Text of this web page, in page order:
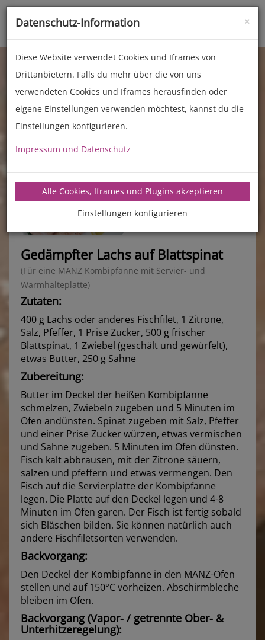
Toggle
Gedämpfter Lachs auf Blattspinat
(Für eine MANZ Kombipfanne mit Servier- und
Warmhalteplatte)
Zutaten:
400 g Lachs oder anderes Fischfilet, 1 Zitrone,
Salz, Pfeffer, 1 Prise Zucker, 500 g frischer
Blattspinat, 1 Zwiebel (geschält und gewürfelt),
etwas Butter, 250 g Sahne
Zubereitung:
Butter im Deckel der heißen Kombipfanne
schmelzen, Zwiebeln zugeben und 5 Minuten im
Ofen andünsten. Spinat zugeben mit Salz, Pfeffer
und einer Prise Zucker würzen, etwas vermischen
und Sahne zugeben. 5 Minuten im Ofen dünsten.
Fisch kalt abbrausen, mit der Zitrone säuern,
salzen und pfeffern und etwas vermengen. Den
Fisch auf die Servierplatte der Kombipfanne
legen. Die Platte auf den Deckel legen und 4-8
Minuten im Ofen garen. Der Fisch ist fertig sobald
sich Bläschen bilden. Sie können natürlich auch
andere Fischfiletsorten verwenden.
Backvorgang:
Den Deckel der Kombipfanne in den MANZ-Ofen
stellen und auf 150°C vorheizen. Abschirmbleche
bleiben im Ofen.
Backvorgang (Vapor- / getrennte Ober- &
Unterhitzeregelung):
×
Datenschutz-Information
Diese Website verwendet Cookies und Iframes von
Drittanbietern. Falls du mehr über die von uns
verwendeten Cookies und Iframes herausfinden oder
eigene Einstellungen verwenden möchtest, kannst du die
Einstellungen konfigurieren.
Impressum und Datenschutz
Alle Cookies, Iframes und Plugins akzeptieren
Einstellungen konfigurieren